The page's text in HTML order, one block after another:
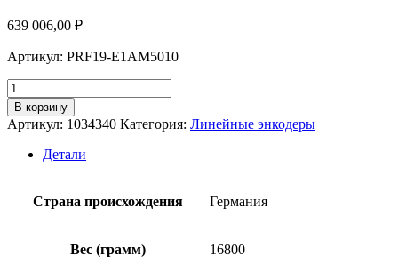
639 006,00 ₽
Артикул: PRF19-E1AM5010
Количество
товара
Тросиковый
энкодер
SICK
PRF19-
В корзину
Артикул: 1034340 Категория: Линейные энкодеры
Детали
Страна происхождения Германия
Вес (грамм) 16800